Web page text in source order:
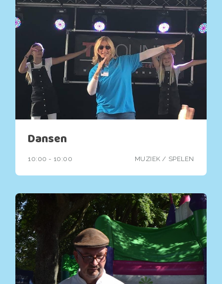
Dansen
10:00 - 10:00 MUZIEK / SPELEN